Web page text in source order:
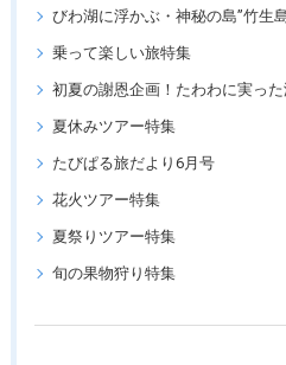
びわ湖に浮かぶ・神秘の島”竹生
乗って楽しい旅特集
初夏の謝恩企画！たわわに実った淡路びわ狩り食べ
夏休みツアー特集
たびぱる旅だより6月号
花火ツアー特集
夏祭りツアー特集
旬の果物狩り特集